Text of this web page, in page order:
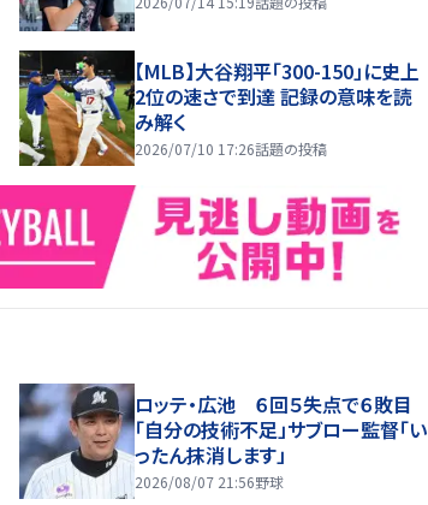
【MLB】大谷翔平「300-150」に史上
2位の速さで到達 記録の意味を読
み解く
2026/07/10 17:26話題の投稿
ロッテ・広池 ６回５失点で６敗目
「自分の技術不足」サブロー監督「い
ったん抹消します」
2026/08/07 21:56野球